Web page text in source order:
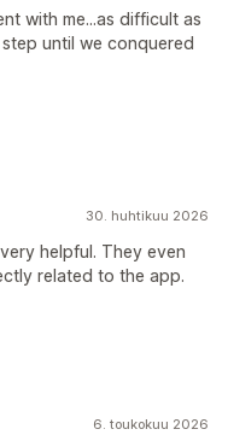
with me...as difficult as
until we conquered
30. huhtikuu 2026
helpful. They even
related to the app.
6. toukokuu 2026